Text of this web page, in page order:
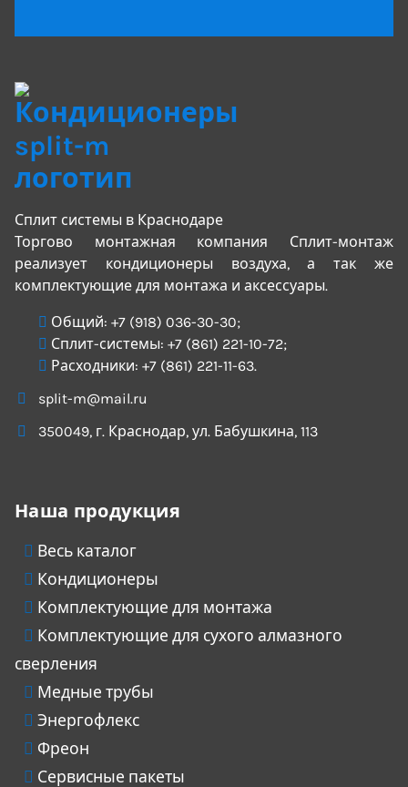
Сплит системы в Краснодаре
Торгово монтажная компания Сплит-монтаж
реализует кондиционеры воздуха, а так же
комплектующие для монтажа и аксессуары.
Общий: +7 (918) 036-30-30;
Сплит-системы: +7 (861) 221-10-72;
Расходники: +7 (861) 221-11-63.
split-m@mail.ru
350049, г. Краснодар, ул. Бабушкина, 113
Наша продукция
Весь каталог
Кондиционеры
Комплектующие для монтажа
Комплектующие для сухого алмазного
сверления
Медные трубы
Энергофлекс
Фреон
Сервисные пакеты